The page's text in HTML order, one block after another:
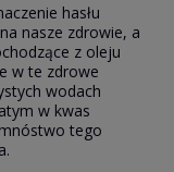
hasłu
nasze zdrowie, a
z oleju
w te zdrowe
wodach
w kwas
tego